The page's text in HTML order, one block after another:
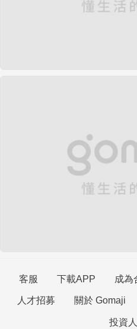
客服 下載APP 成為
人才招募 關於 Gomaji
投資